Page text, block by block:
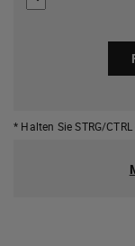
* Halten Sie STRG/